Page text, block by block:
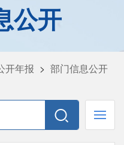
公开
开年报 > 部门信息公开